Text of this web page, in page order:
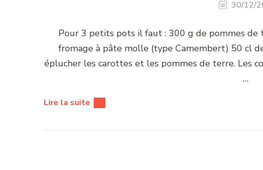
30/12/
Pour 3 petits pots il faut : 300 g de pommes
fromage à pâte molle (type Camembert) 50 cl
éplucher les carottes et les pommes de terre. Les
…
Lire la suite